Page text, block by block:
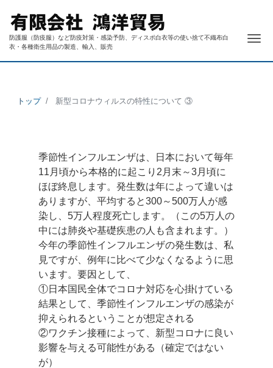
防護服（防疫服）など防疫対策・感染予防、ディスポ白衣等の使い捨て不織布白
衣・各種衛生用品の製造、輸入、販売
ナ
トップ 新型コロナウィルスの特性について ③
季節性インフルエンザは、日本において毎年
11月頃から本格的に起こり2月末～3月頃に
ほぼ終息します。発生数は年によって違いは
ありますが、平均すると300～500万人が感
染し、5万人程度死亡します。（この5万人の
中には肺炎や基礎疾患の人も含まれます。）
今年の季節性インフルエンザの発生数は、私
見ですが、例年に比べて少なくなるように思
います。要因として、
①日本国民全体でコロナ対応を心掛けている
結果として、季節性インフルエンザの感染が
抑えられるということが想定される
②ワクチン接種によって、新型コロナに良い
影響を与える可能性がある（確定ではない
が）